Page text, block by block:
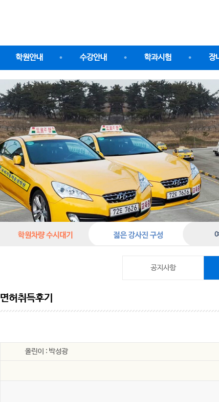
학원안내 수강안내 학과시험 장
공지사항
면허취득후기
올린이 : 박성광